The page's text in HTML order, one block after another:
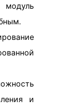
модуль
и